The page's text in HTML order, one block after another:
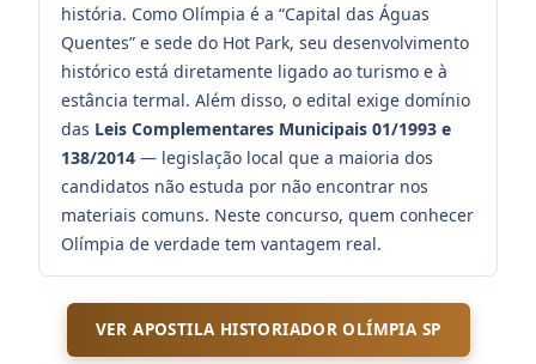
história. Como Olímpia é a “Capital das Águas
Quentes” e sede do Hot Park, seu desenvolvimento
histórico está diretamente ligado ao turismo e à
estância termal. Além disso, o edital exige domínio
das Leis Complementares Municipais 01/1993 e
138/2014 — legislação local que a maioria dos
candidatos não estuda por não encontrar nos
materiais comuns. Neste concurso, quem conhecer
Olímpia de verdade tem vantagem real.
VER APOSTILA HISTORIADOR OLÍMPIA SP